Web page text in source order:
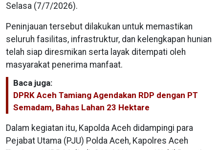
Selasa (7/7/2026).
Peninjauan tersebut dilakukan untuk memastikan
seluruh fasilitas, infrastruktur, dan kelengkapan hunian
telah siap diresmikan serta layak ditempati oleh
masyarakat penerima manfaat.
Baca juga:
DPRK Aceh Tamiang Agendakan RDP dengan PT
Semadam, Bahas Lahan 23 Hektare
Dalam kegiatan itu, Kapolda Aceh didampingi para
Pejabat Utama (PJU) Polda Aceh, Kapolres Aceh